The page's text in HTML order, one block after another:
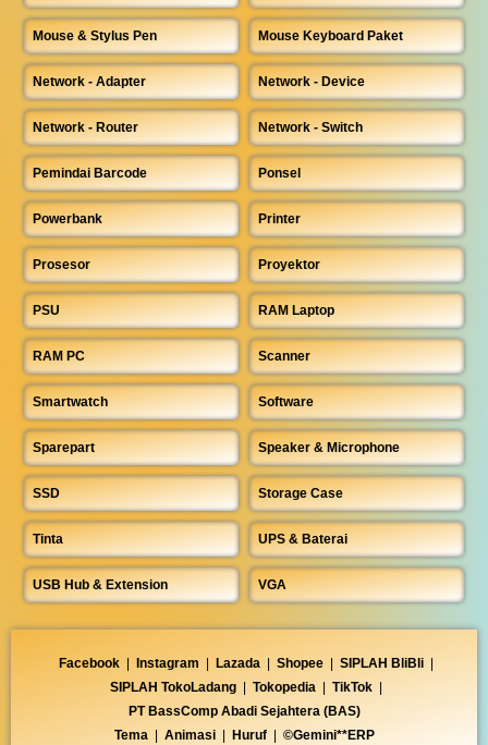
Mouse & Stylus Pen Mouse Keyboard Paket
Network - Adapter Network - Device
Network - Router Network - Switch
Pemindai Barcode Ponsel
Powerbank Printer
Prosesor Proyektor
PSU RAM Laptop
RAM PC Scanner
Smartwatch Software
Sparepart Speaker & Microphone
SSD Storage Case
Tinta UPS & Baterai
USB Hub & Extension VGA
Facebook Instagram Lazada Shopee SIPLAH BliBli
SIPLAH TokoLadang
Tokopedia TikTok
PT BassComp Abadi Sejahtera (BAS)
Tema
Animasi Huruf ©Gemini**ERP